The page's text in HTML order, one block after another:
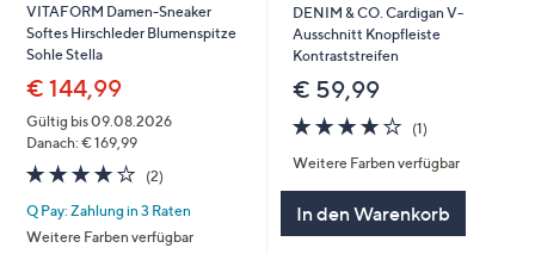
VITAFORM Damen-Sneaker
Softes Hirschleder Blumenspitze
Sohle Stella
€ 144,99
Gültig bis 09.08.2026
Danach: € 169,99
4.0
von
5
(2)
Q Pay: Zahlung in 3 Raten
Weitere Farben verfügbar
DENIM & CO. Cardigan V-
Ausschnitt Knopfleiste
Kontraststreifen
€ 59,99
4.0
von
5
(1)
Weitere Farben verfügbar
In den Warenkorb